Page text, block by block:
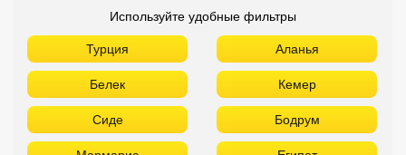
Используйте удобные фильтры
Турция Аланья
Белек Кемер
Сиде Бодрум